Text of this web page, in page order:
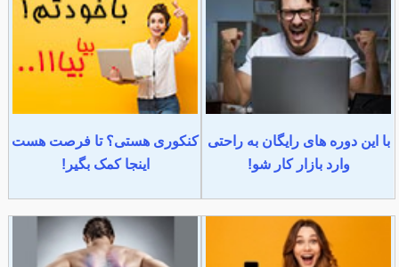
با این دوره های رایگان به راحتی
وارد بازار کار شو!
کنکوری هستی؟ تا فرصت هست
اینجا کمک بگیر!